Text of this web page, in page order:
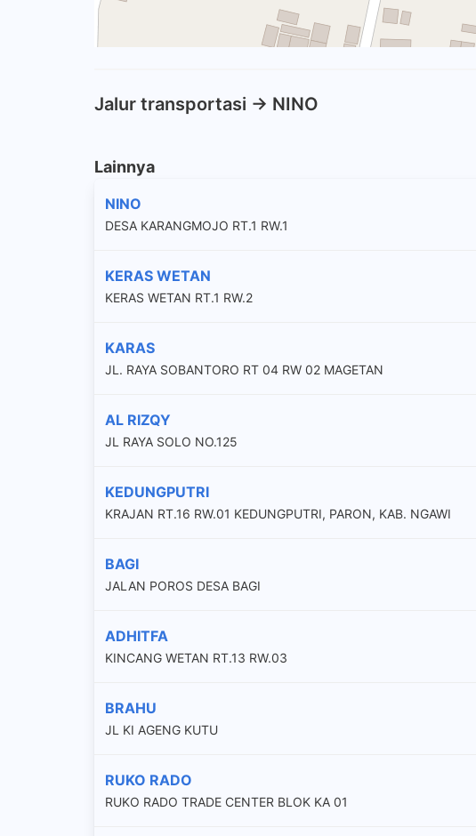
Jalur transportasi -> NINO
Lainnya
NINO
DESA KARANGMOJO RT.1 RW.1
KERAS WETAN
KERAS WETAN RT.1 RW.2
KARAS
JL. RAYA SOBANTORO RT 04 RW 02 MAGETAN
AL RIZQY
JL RAYA SOLO NO.125
KEDUNGPUTRI
KRAJAN RT.16 RW.01 KEDUNGPUTRI, PARON, KAB. NGAWI
BAGI
JALAN POROS DESA BAGI
ADHITFA
KINCANG WETAN RT.13 RW.03
BRAHU
JL KI AGENG KUTU
RUKO RADO
RUKO RADO TRADE CENTER BLOK KA 01